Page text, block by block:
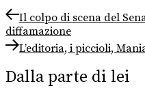
Navigazione
articoli
Previous
post:
Il colpo di scena del
diffamazione
Next
post:
L’editoria, i piccioli,
Dalla parte di lei